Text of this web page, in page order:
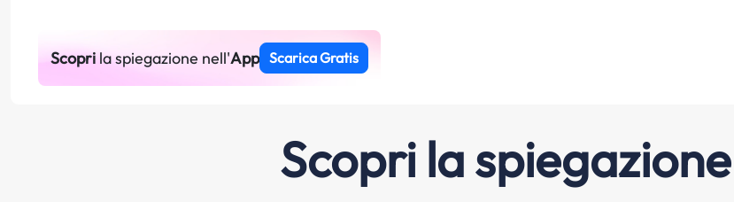
Scoprila spiegazione nell'App Scarica Gratis
Scopri la